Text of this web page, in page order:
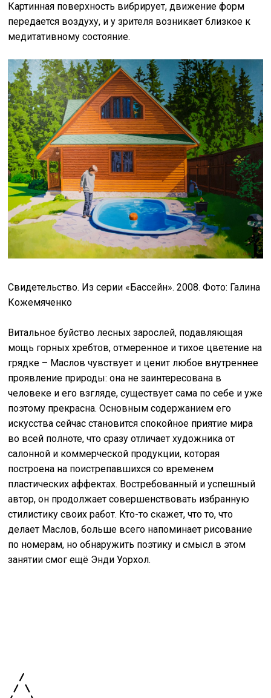
Картинная поверхность вибрирует, движение форм
передается воздуху, и у зрителя возникает близкое к
медитативному состояние.
Свидетельство. Из серии «Бассейн». 2008. Фото: Галина
Кожемяченко
Витальное буйство лесных зарослей, подавляющая
мощь горных хребтов, отмеренное и тихое цветение на
грядке – Маслов чувствует и ценит любое внутреннее
проявление природы: она не заинтересована в
человеке и его взгляде, существует сама по себе и уже
поэтому прекрасна. Основным содержанием его
искусства сейчас становится спокойное приятие мира
во всей полноте, что сразу отличает художника от
салонной и коммерческой продукции, которая
построена на поистрепавшихся со временем
пластических аффектах. Востребованный и успешный
автор, он продолжает совершенствовать избранную
стилистику своих работ. Кто-то скажет, что то, что
делает Маслов, больше всего напоминает рисование
по номерам, но обнаружить поэтику и смысл в этом
занятии смог ещё Энди Уорхол.